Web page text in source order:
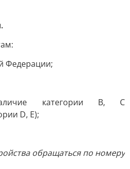
Федерации;
категории B, C
D, E);
обращаться по номеру